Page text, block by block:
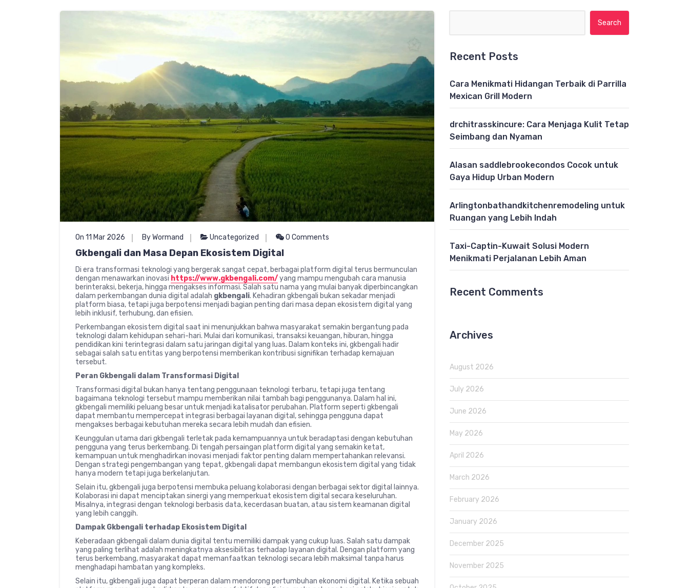
On 11 Mar 2026 By Wormand Uncategorized 0 Comments
Gkbengali dan Masa Depan Ekosistem Digital
Di era transformasi teknologi yang bergerak sangat cepat, berbagai platform digital terus bermunculan
dengan menawarkan inovasi https://www.gkbengali.com/yang mampu mengubah cara manusia
berinteraksi, bekerja, hingga mengakses informasi. Salah satu nama yang mulai banyak diperbincangkan
dalam perkembangan dunia digital adalah gkbengali. Kehadiran gkbengali bukan sekadar menjadi
platform biasa, tetapi juga berpotensi menjadi bagian penting dari masa depan ekosistem digital yang
lebih inklusif, terhubung, dan efisien.
Perkembangan ekosistem digital saat ini menunjukkan bahwa masyarakat semakin bergantung pada
teknologi dalam kehidupan sehari-hari. Mulai dari komunikasi, transaksi keuangan, hiburan, hingga
pendidikan kini terintegrasi dalam satu jaringan digital yang luas. Dalam konteks ini, gkbengali hadir
sebagai salah satu entitas yang berpotensi memberikan kontribusi signifikan terhadap kemajuan
tersebut.
Peran Gkbengali dalam Transformasi Digital
Transformasi digital bukan hanya tentang penggunaan teknologi terbaru, tetapi juga tentang
bagaimana teknologi tersebut mampu memberikan nilai tambah bagi penggunanya. Dalam hal ini,
gkbengali memiliki peluang besar untuk menjadi katalisator perubahan. Platform seperti gkbengali
dapat membantu mempercepat integrasi berbagai layanan digital, sehingga pengguna dapat
mengakses berbagai kebutuhan mereka secara lebih mudah dan efisien.
Keunggulan utama dari gkbengali terletak pada kemampuannya untuk beradaptasi dengan kebutuhan
pengguna yang terus berkembang. Di tengah persaingan platform digital yang semakin ketat,
kemampuan untuk menghadirkan inovasi menjadi faktor penting dalam mempertahankan relevansi.
Dengan strategi pengembangan yang tepat, gkbengali dapat membangun ekosistem digital yang tidak
hanya modern tetapi juga berkelanjutan.
Selain itu, gkbengali juga berpotensi membuka peluang kolaborasi dengan berbagai sektor digital lainnya.
Kolaborasi ini dapat menciptakan sinergi yang memperkuat ekosistem digital secara keseluruhan.
Misalnya, integrasi dengan teknologi berbasis data, kecerdasan buatan, atau sistem keamanan digital
yang lebih canggih.
Dampak Gkbengali terhadap Ekosistem Digital
Keberadaan gkbengali dalam dunia digital tentu memiliki dampak yang cukup luas. Salah satu dampak
yang paling terlihat adalah meningkatnya aksesibilitas terhadap layanan digital. Dengan platform yang
terus berkembang, masyarakat dapat memanfaatkan teknologi secara lebih maksimal tanpa harus
menghadapi hambatan yang kompleks.
Selain itu, gkbengali juga dapat berperan dalam mendorong pertumbuhan ekonomi digital. Ketika sebuah
Recent Posts
Cara Menikmati Hidangan Terbaik di Parrilla
Mexican Grill Modern
drchitrasskincure: Cara Menjaga Kulit Tetap
Seimbang dan Nyaman
Alasan saddlebrookecondos Cocok untuk
Gaya Hidup Urban Modern
Arlingtonbathandkitchenremodeling untuk
Ruangan yang Lebih Indah
Taxi-Captin-Kuwait Solusi Modern
Menikmati Perjalanan Lebih Aman
Recent Comments
Archives
August 2026
July 2026
June 2026
May 2026
April 2026
March 2026
February 2026
January 2026
December 2025
November 2025